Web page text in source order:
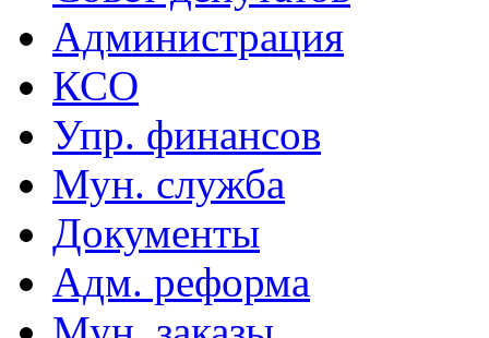
Администрация
КСО
Упр. финансов
Мун. служба
Документы
Адм. реформа